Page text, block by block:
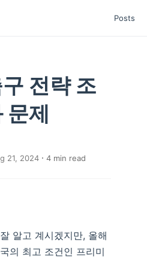
Posts
전략 조
문제
21, 2024
4 min read
알고 계시겠지만, 올해
의 최고 조건인 프리미